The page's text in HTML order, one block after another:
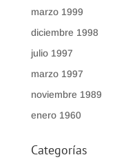
marzo 1999
diciembre 1998
julio 1997
marzo 1997
noviembre 1989
enero 1960
Categorías